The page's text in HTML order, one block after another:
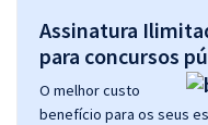
Assinatura
para concursos
O melhor custo
benefício para os seus